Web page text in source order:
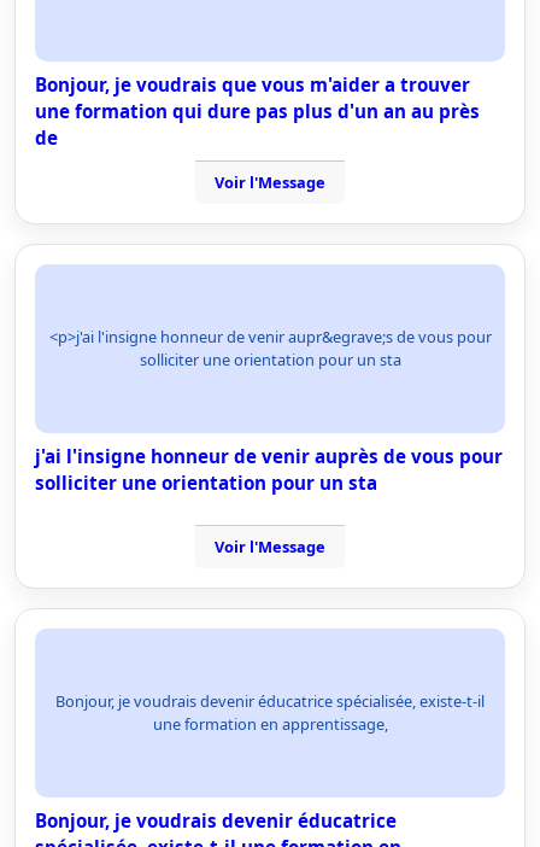
Bonjour, je voudrais que vous m'aider a trouver
une formation qui dure pas plus d'un an au près
de
Voir l'Message
<p>j'ai l'insigne honneur de venir aupr&egrave;s de vous pour
solliciter une orientation pour un sta
j'ai l'insigne honneur de venir auprès de vous pour
solliciter une orientation pour un sta
Voir l'Message
Bonjour, je voudrais devenir éducatrice spécialisée, existe-t-il
une formation en apprentissage,
Bonjour, je voudrais devenir éducatrice